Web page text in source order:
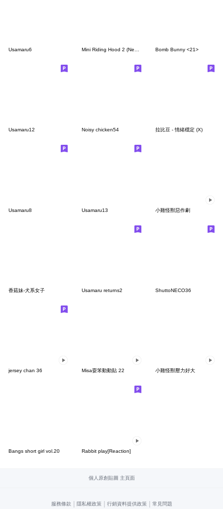
Usamaru6 Bomb Bunny <21>
Usamaru12 Noisy chicken54 拉比豆 - 情緒穩定 (X)
Usamaru8 Usamaru13 小雞怪獸惡作劇
香菇妹-犬系女子 Usamaru returns2 ShuttoNECO36
jersey chan 36 Misa耍笨動動貼 22 小雞怪獸壓力好大
Bangs short girl vol.20 Rabbit play[Reaction]
個人原創貼圖 主頁面
服務條款 | 隱私權政策 | 行銷資料提供政策 | 常見問題